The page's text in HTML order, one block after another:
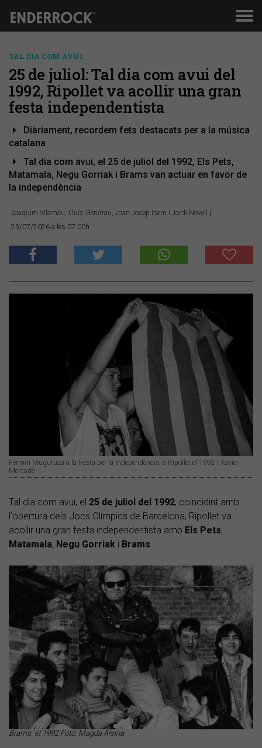
TAL DIA COM AVUI
25 de juliol: Tal dia com avui del
1992, Ripollet va acollir una gran
festa independentista
Diàriament, recordem fets destacats per a la música
catalana
Tal dia com avui, el 25 de juliol del 1992, Els Pets,
Matamala, Negu Gorriak i Brams van actuar en favor de
la independència
Joaquim Vilarnau, Lluís Gendrau, Joan Josep Isern i Jordi Novell
25/07/2026 a les 07:00h
Fermín Muguruza a la Festa per la Independència, a Ripollet el 1992 | Xavier
Mercadé
Tal dia com avui, el 25 de juliol del 1992, coincidint amb
l'obertura dels Jocs Olímpics de Barcelona, Ripollet va
acollir una gran festa independentista amb Els Pets,
Matamala, Negu Gorriak i Brams.
Brams. el 1992 Foto: Magda Alsina